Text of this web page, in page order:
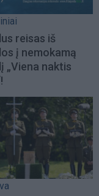
reisas iš
į nemokamą
„Viena naktis